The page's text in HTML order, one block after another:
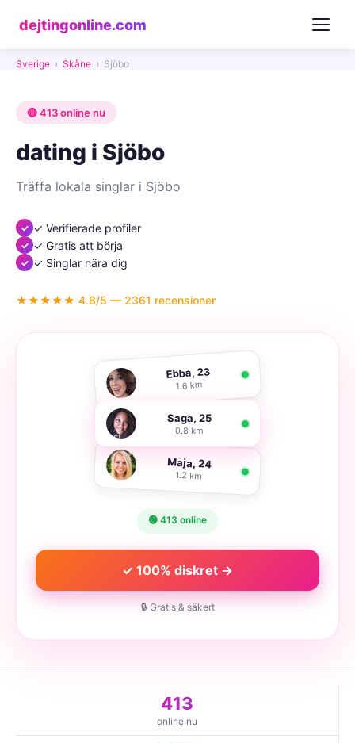
dejtingonline.com
Sverige › Skåne › Sjöbo
🔴 413 online nu
dating i Sjöbo
Träffa lokala singlar i Sjöbo
✓ Verifierade profiler
✓ Gratis att börja
✓ Singlar nära dig
★★★★★ 4.8/5 — 2361 recensioner
Ebba, 23
1.6 km
Saga, 25
0.8 km
Maja, 24
1.2 km
🟢 413 online
✓ 100% diskret →
🔒 Gratis & säkert
413
online nu